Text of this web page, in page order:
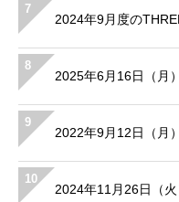
7
2024年9月度の
8
2025年6月16日（月
9
2022年9月12日（月
10
2024年11月26日（